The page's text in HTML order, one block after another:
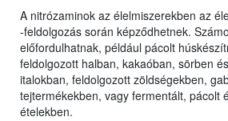
A nitrózaminok az élelmiszerekben az
-feldolgozás során képződhetnek.
előfordulhatnak, például pácolt
feldolgozott halban, kakaóban, sörben
italokban, feldolgozott zöldségekben,
tejtermékekben, vagy fermentált, pácolt
ételekben.